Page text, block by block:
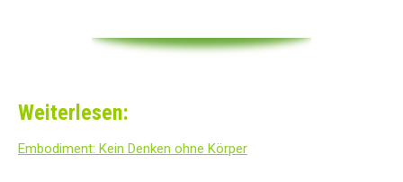
Weiterlesen:
Embodiment: Kein Denken ohne Körper